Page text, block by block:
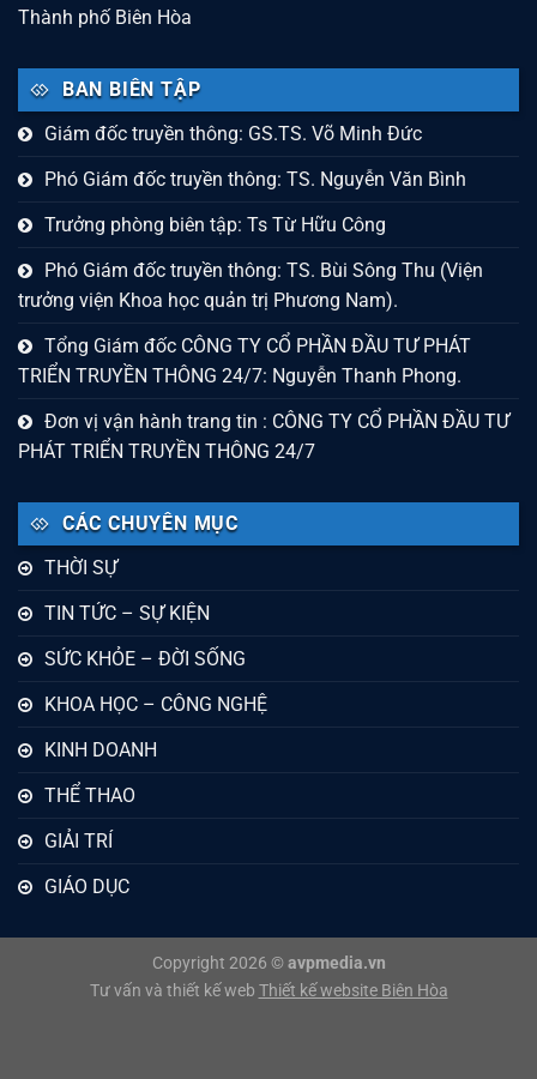
Thành phố Biên Hòa
BAN BIÊN TẬP
Giám đốc truyền thông: GS.TS. Võ Minh Đức
Phó Giám đốc truyền thông: TS. Nguyễn Văn Bình
Trưởng phòng biên tập: Ts Từ Hữu Công
Phó Giám đốc truyền thông: TS. Bùi Sông Thu (Viện
trưởng viện Khoa học quản trị Phương Nam).
Tổng Giám đốc CÔNG TY CỔ PHẦN ĐẦU TƯ PHÁT
TRIỂN TRUYỀN THÔNG 24/7: Nguyễn Thanh Phong.
Đơn vị vận hành trang tin : CÔNG TY CỔ PHẦN ĐẦU TƯ
PHÁT TRIỂN TRUYỀN THÔNG 24/7
CÁC CHUYÊN MỤC
THỜI SỰ
TIN TỨC – SỰ KIỆN
SỨC KHỎE – ĐỜI SỐNG
KHOA HỌC – CÔNG NGHỆ
KINH DOANH
THỂ THAO
GIẢI TRÍ
GIÁO DỤC
Copyright 2026 © avpmedia.vn
Tư vấn và thiết kế web Thiết kế website Biên Hòa